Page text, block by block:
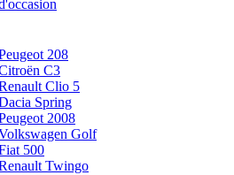
208
C3
Clio 5
Spring
2008
Golf
500
Twingo